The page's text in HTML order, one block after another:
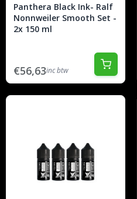
Panthera Black Ink- Ralf
Nonnweiler Smooth Set -
2x 150 ml
€56,63inc btw